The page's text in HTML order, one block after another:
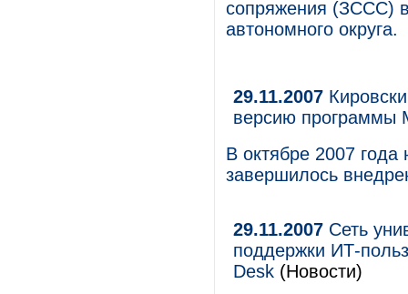
сопряжения (ЗССС)
автономного округа.
29.11.2007
версию программы
В октябре 2007
завершилось
29.11.2007 Сеть
поддержки ИТ-
Desk (Новости)